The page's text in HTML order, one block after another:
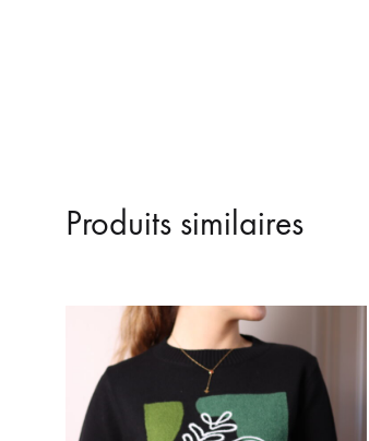
Produits similaires